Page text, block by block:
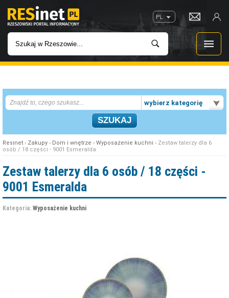
PL
INWESTYCJE
IMPREZY
W KINACH
wybierz kategorię
Resinet › Zakupy › Dom i wnętrze › Wyposażenie kuchni › Zestaw talerzy dla 6
osób / 18 części - 9001 Esmeralda
Zestaw talerzy dla 6 osób / 18 części -
9001 Esmeralda
Kategoria: Wyposażenie kuchni